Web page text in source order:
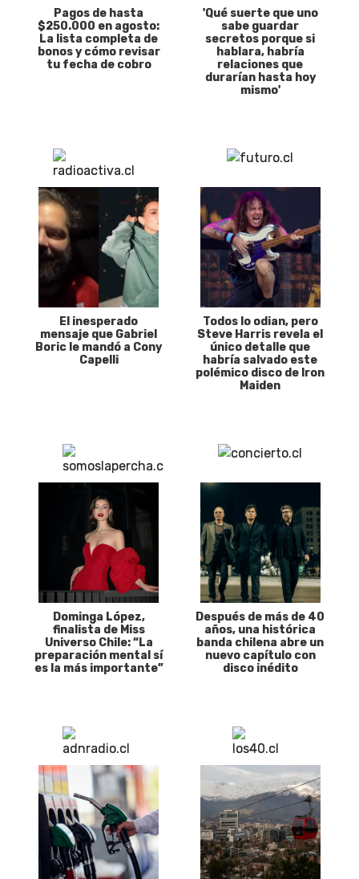
Pagos de hasta
$250.000 en agosto:
La lista completa de
bonos y cómo revisar
tu fecha de cobro
'Qué suerte que uno
sabe guardar
secretos porque si
hablara, habría
relaciones que
durarían hasta hoy
mismo'
El inesperado
mensaje que Gabriel
Boric le mandó a Cony
Capelli
Todos lo odian, pero
Steve Harris revela el
único detalle que
habría salvado este
polémico disco de Iron
Maiden
Dominga López,
finalista de Miss
Universo Chile: “La
preparación mental sí
es la más importante”
Después de más de 40
años, una histórica
banda chilena abre un
nuevo capítulo con
disco inédito